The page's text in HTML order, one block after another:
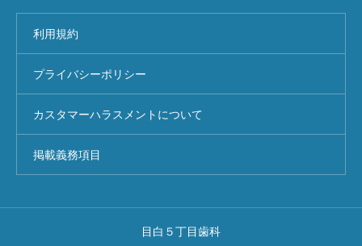
利用規約
プライバシーポリシー
カスタマーハラスメントについて
掲載義務項目
目白５丁目歯科